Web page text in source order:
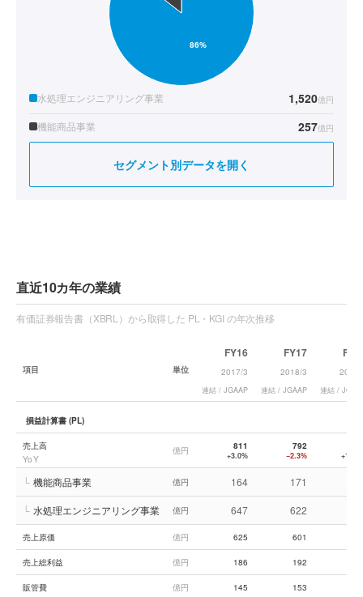
水処理エンジニアリング事業 1,520億円
機能商品事業 257億円
セグメント別データを開く
直近10カ年の業績
有価証券報告書（XBRL）から取得した PL・KGI の年次推移
項目 単位
FY16
2017/3
連結 / JGAAP
FY17
2018/3
連結 / JGAAP
2019/
連結 /
損益計算書 (PL)
売上高
YoY
億円 811
+3.0%
792
−2.3%
└ 機能商品事業 億円 164 171
└ 水処理エンジニアリング事業 億円 647 622
売上原価 億円 625 601
売上総利益 億円 186 192
販管費 億円 145 153